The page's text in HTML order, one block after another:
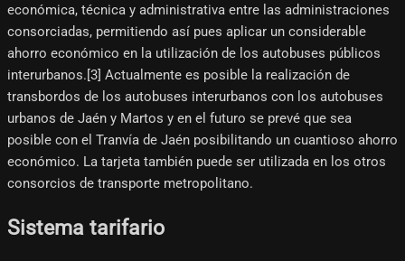
económica, técnica y administrativa entre las administraciones
consorciadas, permitiendo así pues aplicar un considerable
ahorro económico en la utilización de los autobuses públicos
interurbanos.[3]​ Actualmente es posible la realización de
transbordos de los autobuses interurbanos con los autobuses
urbanos de Jaén y Martos y en el futuro se prevé que sea
posible con el Tranvía de Jaén posibilitando un cuantioso ahorro
económico. La tarjeta también puede ser utilizada en los otros
consorcios de transporte metropolitano.
Sistema tarifario